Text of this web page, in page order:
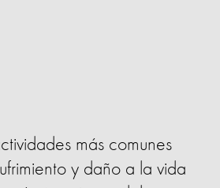
más comunes
y daño a la vida